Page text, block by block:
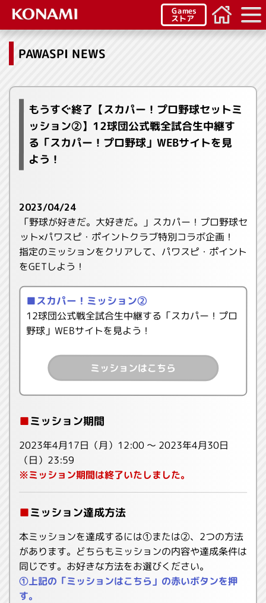
Games
ストア
PAWASPI NEWS
もうすぐ終了【スカパー！プロ野球セットミ
ッション②】12球団公式戦全試合生中継す
る「スカパー！プロ野球」WEBサイトを見
よう！
2023/04/24
「野球が好きだ。大好きだ。」スカパー！プロ野球セ
ット×パワスピ・ポイントクラブ特別コラボ企画！
指定のミッションをクリアして、パワスピ・ポイント
をGETしよう！
■スカパー！ミッション②
12球団公式戦全試合生中継する「スカパー！プロ
野球」WEBサイトを見よう！
ミッションはこちら
■ミッション期間
2023年4月17日（月）12:00 ～ 2023年4月30日
（日）23:59
※ミッション期間は終了いたしました。
■ミッション達成方法
本ミッションを達成するには①または②、2つの方法
があります。どちらもミッションの内容や達成条件は
同じです。お好きな方法をお選びください。
①上記の「ミッションはこちら」の赤いボタンを押
す。